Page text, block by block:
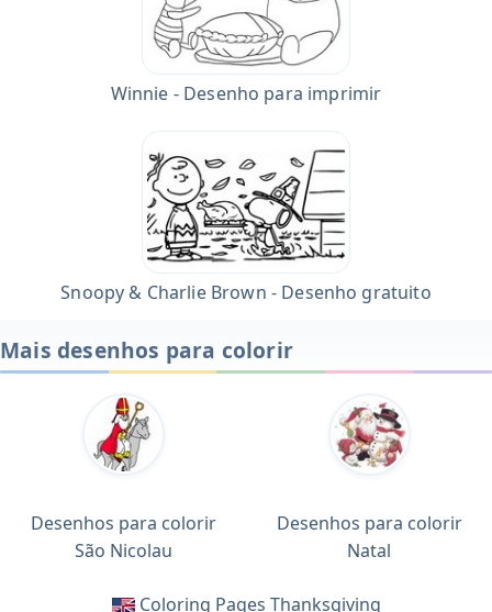
Winnie - Desenho para imprimir
Snoopy & Charlie Brown - Desenho gratuito
Mais desenhos para colorir
Desenhos para colorir
São Nicolau
Desenhos para colorir
Natal
Coloring Pages Thanksgiving